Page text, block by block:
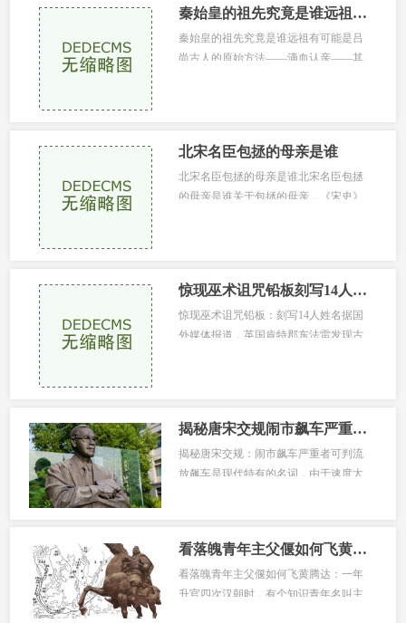
秦始皇的祖先究竟是谁远祖有可能是吕尚
秦始皇的祖先究竟是谁远祖有可能是吕
尚古人的原始方法——滴血认亲——其
北宋名臣包拯的母亲是谁
北宋名臣包拯的母亲是谁北宋名臣包拯
的母亲是谁关于包拯的母亲，《宋史》
惊现巫术诅咒铅板刻写14人姓名
惊现巫术诅咒铅板：刻写14人姓名据国
外媒体报道，英国肯特郡东法雷发现古
揭秘唐宋交规闹市飙车严重者可判流放
揭秘唐宋交规：闹市飙车严重者可判流
放飙车是现代特有的名词，由于速度太
看落魄青年主父偃如何飞黄腾达一年升官四次
看落魄青年主父偃如何飞黄腾达：一年
升官四次汉朝时，有个知识青年名叫主